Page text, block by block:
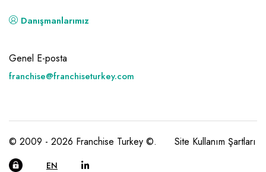
Danışmanlarımız
Genel E-posta
franchise@franchiseturkey.com
© 2009 - 2026 Franchise Turkey ©. Site Kullanım Şartları
EN